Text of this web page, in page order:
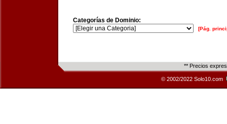
Categorías de Dominio:
[Pág.
** Precios
© 2002/2022 Solo10.com